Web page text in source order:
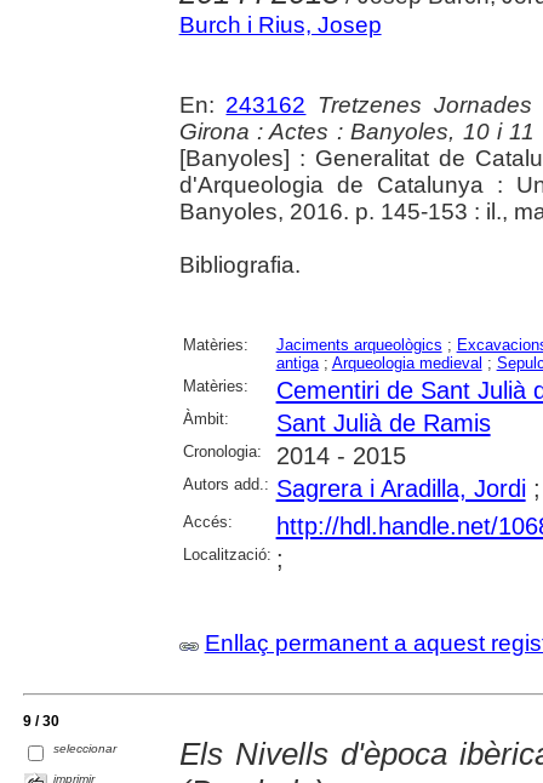
Burch i Rius, Josep
En: 243162 Tretzenes
Girona : Actes : Banyoles, 10 i
[Banyoles] : Generalitat de
d'Arqueologia de Catalunya :
Banyoles, 2016. p. 145-153 : il.,
Bibliografia.
Matèries: Jaciments arqueològics ;
antiga; Arqueologia medieval ;
Matèries:
Cementiri de Sant Julià
Àmbit: Sant Julià de Ramis
Cronologia: 2014 - 2015
Autors add.: Sagrera i Aradilla, Jordi
Accés: http://hdl.handle.net/
Localització: ;
Enllaç permanent a aquest
9 / 30
seleccionar
imprimir
Els Nivells d'època